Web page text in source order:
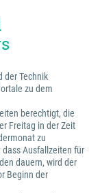
der Technik
zu dem
berechtigt, die
Freitag in der Zeit
zu
Ausfallzeiten für
dauern, wird der
Beginn der